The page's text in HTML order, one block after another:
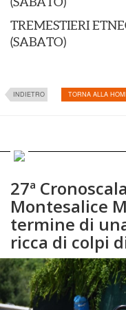
TREMESTIERI
(SABATO)
INDIETRO TORNA ALLA
27ª
Montesalice
termine di
ricca di colpi